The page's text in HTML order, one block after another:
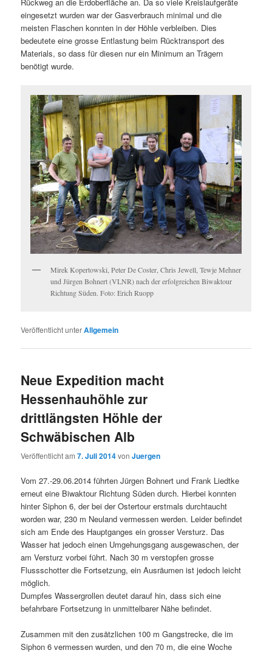
eingesetzt wurden war der Gasverbrauch minimal und die
meisten Flaschen konnten in der Höhle verbleiben. Dies
bedeutete eine grosse Entlastung beim Rücktransport des
Materials, so dass für diesen nur ein Minimum an Trägern
benötigt wurde.
Mirek Kopertowski, Peter De Coster, Chris Jewell, Tewje Mehner
und Jürgen Bohnert (VLNR) nach der erfolgreichen Biwaktour
Richtung Süden. Foto: Erich Ruopp
Veröffentlicht unterAllgemein
Neue Expedition macht
Hessenhauhöhle zur
drittlängsten Höhle der
Schwäbischen Alb
Veröffentlicht am7. Juli 2014vonJuergen
Vom 27.-29.06.2014 führten Jürgen Bohnert und Frank Liedtke
erneut eine Biwaktour Richtung Süden durch. Hierbei konnten
hinter Siphon 6, der bei der Ostertour erstmals durchtaucht
worden war, 230 m Neuland vermessen werden. Leider befindet
sich am Ende des Hauptganges ein grosser Versturz. Das
Wasser hat jedoch einen Umgehungsgang ausgewaschen, der
am Versturz vorbei führt. Nach 30 m verstopfen grosse
Flussschotter die Fortsetzung, ein Ausräumen ist jedoch leicht
möglich.
Dumpfes Wassergrollen deutet darauf hin, dass sich eine
befahrbare Fortsetzung in unmittelbarer Nähe befindet.
Zusammen mit den zusätzlichen 100 m Gangstrecke, die im
Siphon 6 vermessen wurden, und den 70 m, die eine Woche